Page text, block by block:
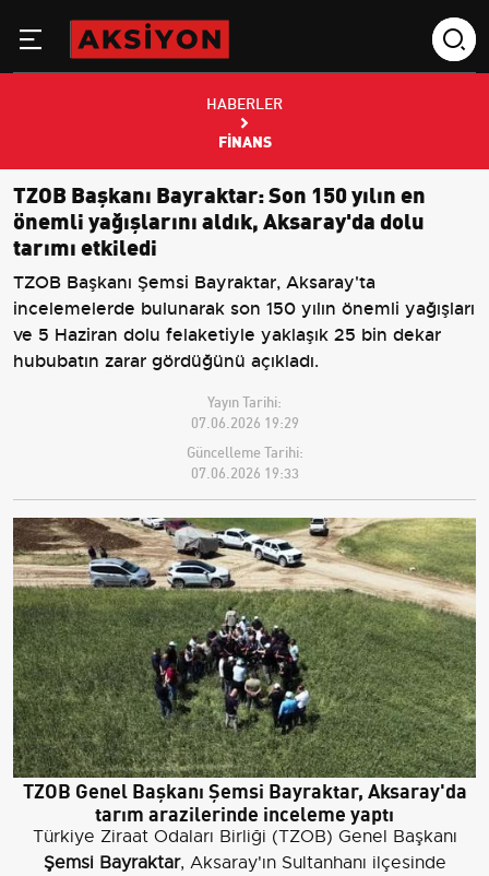
HABERLER
FINANS
TZOB Başkanı Bayraktar: Son 150 yılın en
önemli yağışlarını aldık, Aksaray'da dolu
tarımı etkiledi
TZOB Başkanı Şemsi Bayraktar, Aksaray'ta
incelemelerde bulunarak son 150 yılın önemli yağışları
ve 5 Haziran dolu felaketiyle yaklaşık 25 bin dekar
hububatın zarar gördüğünü açıkladı.
Yayın Tarihi:
07.06.2026 19:29
Güncelleme Tarihi:
07.06.2026 19:33
TZOB Genel Başkanı Şemsi Bayraktar, Aksaray'da
tarım arazilerinde inceleme yaptı
Türkiye Ziraat Odaları Birliği (TZOB) Genel Başkanı
Şemsi Bayraktar, Aksaray'ın Sultanhanı ilçesinde